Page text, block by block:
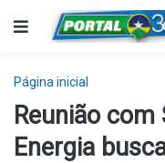
Página inicial
Reunião
Energia